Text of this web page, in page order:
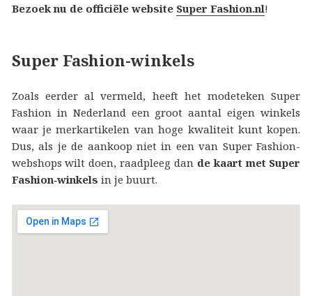
Bezoek nu de officiële website Super Fashion.nl!
Super Fashion-winkels
Zoals eerder al vermeld, heeft het modeteken Super
Fashion in Nederland een groot aantal eigen winkels
waar je merkartikelen van hoge kwaliteit kunt kopen.
Dus, als je de aankoop niet in een van Super Fashion-
webshops wilt doen, raadpleeg dan de kaart met Super
Fashion‑winkels in je buurt.